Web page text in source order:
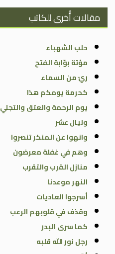
مقالات أُخرى للكاتب
حلب الشهباء
مؤتة بوّابة الفتح
ريّ من السماء
كحرمة يومكم هذا
يوم الرحمة والعتق والتجلي
وليال عشر
وانهوا عن المنكر تنصروا
وهم في غفلة معرضون
منازل القرب والتقرب
النهر موعدنا
أسرجوا العاديات
وقذف في قلوبهم الرعب
كما سرى البدر
رجل نور الله قلبه